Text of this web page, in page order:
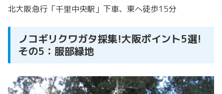
北大阪急行「千里中央駅」下車、東へ徒歩15分
ノコギリクワガタ採集!大阪ポイント5選!
その5：服部緑地